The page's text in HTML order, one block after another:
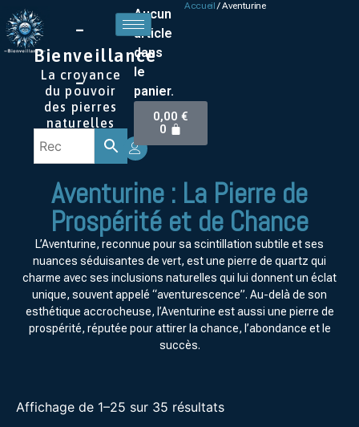
–
Bienveillance
–
La croyance
du pouvoir
des pierres
naturelles
Aucun
article
dans
le
panier.
0,00€
0
Accueil/ Aventurine
Aventurine : La Pierre de
Prospérité et de Chance
L’Aventurine, reconnue pour sa scintillation subtile et ses
nuances séduisantes de vert, est une pierre de quartz qui
charme avec ses inclusions naturelles qui lui donnent un éclat
unique, souvent appelé “aventurescence”. Au-delà de son
esthétique accrocheuse, l’Aventurine est aussi une pierre de
prospérité, réputée pour attirer la chance, l’abondance et le
succès.
Affichage de 1–25 sur 35 résultats